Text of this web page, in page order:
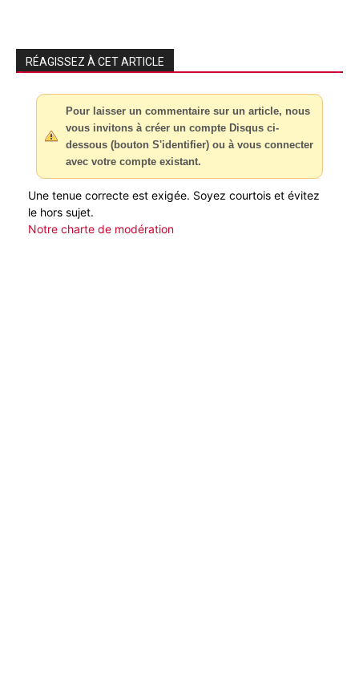
RÉAGISSEZ À CET ARTICLE
Pour laisser un commentaire sur un article, nous
vous invitons à créer un compte Disqus ci-
dessous (bouton S'identifier) ou à vous connecter
avec votre compte existant.
Une tenue correcte est exigée. Soyez courtois et évitez
le hors sujet.
Notre charte de modération